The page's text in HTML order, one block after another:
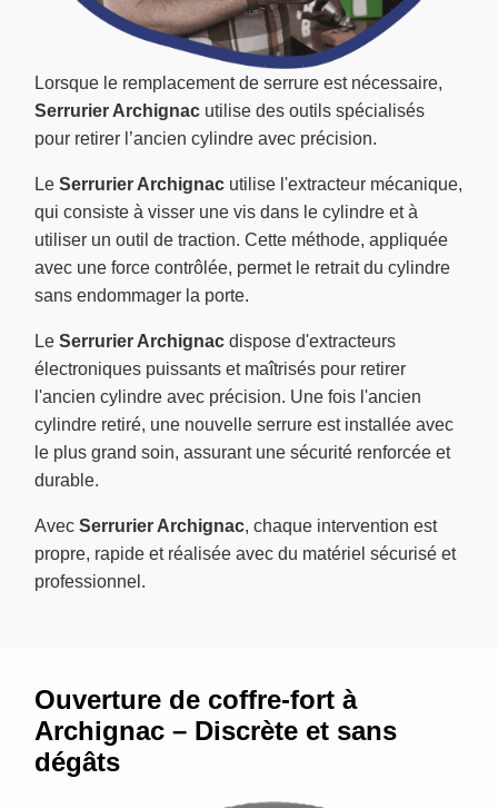
Lorsque le remplacement de serrure est nécessaire,
Serrurier Archignac utilise des outils spécialisés
pour retirer l’ancien cylindre avec précision.
Le Serrurier Archignac utilise l'extracteur mécanique,
qui consiste à visser une vis dans le cylindre et à
utiliser un outil de traction. Cette méthode, appliquée
avec une force contrôlée, permet le retrait du cylindre
sans endommager la porte.
Le Serrurier Archignac dispose d'extracteurs
électroniques puissants et maîtrisés pour retirer
l'ancien cylindre avec précision. Une fois l'ancien
cylindre retiré, une nouvelle serrure est installée avec
le plus grand soin, assurant une sécurité renforcée et
durable.
Avec Serrurier Archignac, chaque intervention est
propre, rapide et réalisée avec du matériel sécurisé et
professionnel.
Ouverture de coffre-fort à
Archignac – Discrète et sans
dégâts